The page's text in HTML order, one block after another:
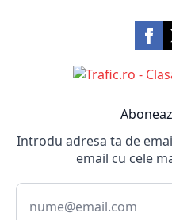
Introdu adresa ta de
email cu cele